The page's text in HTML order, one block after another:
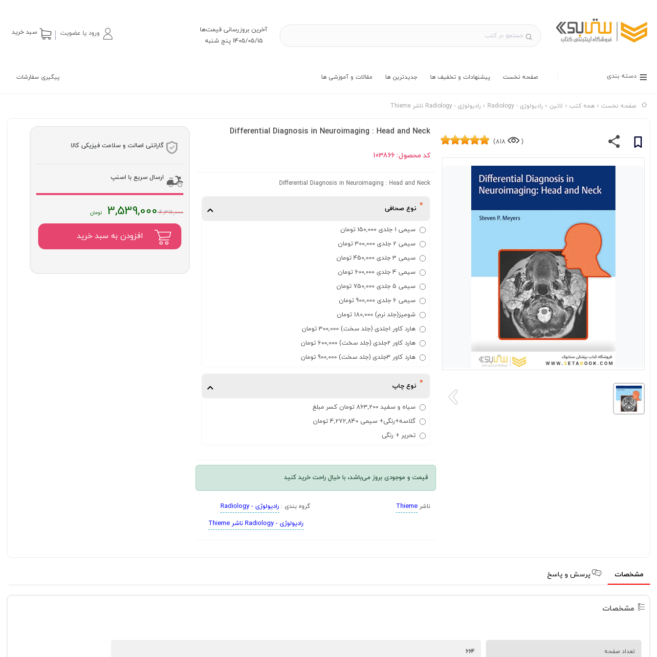
آخرین بروز‌رسانی قیمت‌ها
1405/05/15 پنج شنبه
ورود یا عضویت سبد خرید
دسته بندی صفحه نخست پیگیری سفارشات پیشنهادات و تخفیف ها جدیدترین ها مقالات و آموزشی ها
صفحه نخست همه کتب لاتین رادیولوژی - Radiology رادیولوژی - Radiology ناشر Thieme
(
818)
Differential Diagnosis in Neuroimaging : Head and Neck
کد محصول:103866
Differential Diagnosis in Neuroimaging : Head and Neck
نوع صحافی
سیمی 1 جلدی 150,000 تومان
سیمی 2 جلدی 300,000 تومان
سیمی 3 جلدی 450,000 تومان
سیمی 4 جلدی 600,000 تومان
سیمی 5 جلدی 750,000 تومان
سیمی 6 جلدی 900,000 تومان
شومیز(جلد نرم) 180,000 تومان
هارد کاور 1جلدی (جلد سخت) 300,000 تومان
هارد کاور 2جلدی (جلد سخت) 600,000 تومان
هارد کاور 3جلدی (جلد سخت) 900,000 تومان
نوع چاپ
سیاه و سفید 863,200 تومان کسر مبلغ
گلاسه+رنگی+ سیمی 4,272,840 تومان
تحریر + رنگی
قیمت و موجودی بروز می‌باشد، با خیال راحت خرید کنید
ناشرThieme گروه بندی : رادیولوژی - Radiology
رادیولوژی - Radiology ناشر Thieme
گارانتی اصالت و سلامت فیزیکی کالا
ارسال سریع با اسنپ
4,316,000 قیمت
۴,۳۱۶,۰۰۰
3,539,000
افزودن به سبد خرید
مشخصات پرسش و پاسخ
مشخصات
تعداد صفحه 664